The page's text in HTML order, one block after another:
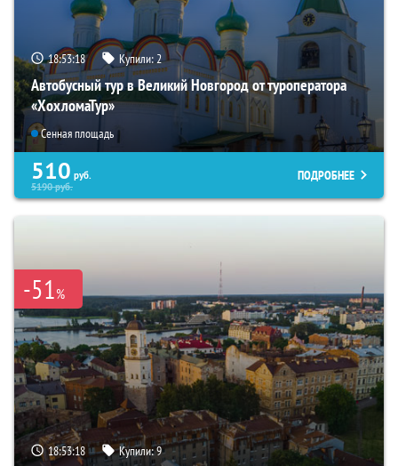
18:53:17 Купили:2
Автобусный тур в Великий Новгород от туроператора
«ХохломаТур»
Сенная площадь
510 руб.
5190руб.
ПОДРОБНЕЕ
-51%
18:53:17 Купили:9